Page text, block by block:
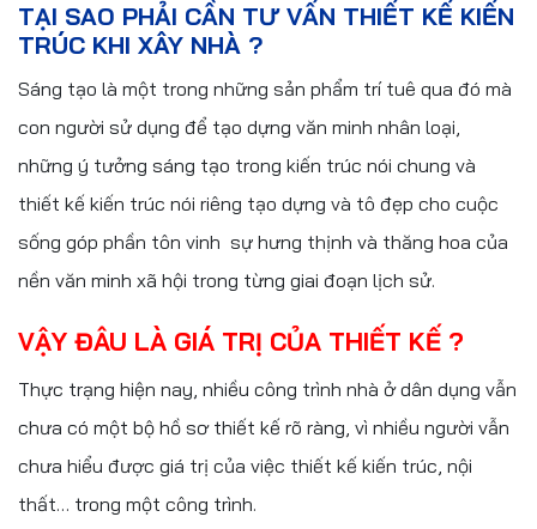
TẠI SAO PHẢI CẦN TƯ VẤN THIẾT KẾ KIẾN
TRÚC KHI XÂY NHÀ ?
Sáng tạo là một trong những sản phẩm trí tuê qua đó mà
con người sử dụng để tạo dựng văn minh nhân loại,
những ý tưởng sáng tạo trong kiến trúc nói chung và
thiết kế kiến trúc nói riêng tạo dựng và tô đẹp cho cuộc
sống góp phần tôn vinh sự hưng thịnh và thăng hoa của
nền văn minh xã hội trong từng giai đoạn lịch sử.
VẬY ĐÂU LÀ GIÁ TRỊ CỦA THIẾT KẾ ?
Thực trạng hiện nay, nhiều công trình nhà ở dân dụng vẫn
chưa có một bộ hồ sơ thiết kế rõ ràng, vì nhiều người vẫn
chưa hiểu được giá trị của việc thiết kế kiến trúc, nội
thất… trong một công trình.